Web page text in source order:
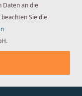
Daten an die
Sie die